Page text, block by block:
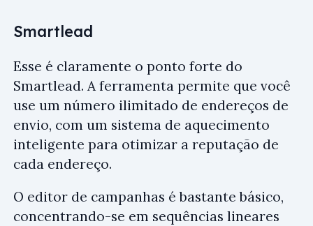
Smartlead
Esse é claramente o ponto forte do
Smartlead. A ferramenta permite que você
use um número ilimitado de endereços de
envio, com um sistema de aquecimento
inteligente para otimizar a reputação de
cada endereço.
O editor de campanhas é bastante básico,
concentrando-se em sequências lineares